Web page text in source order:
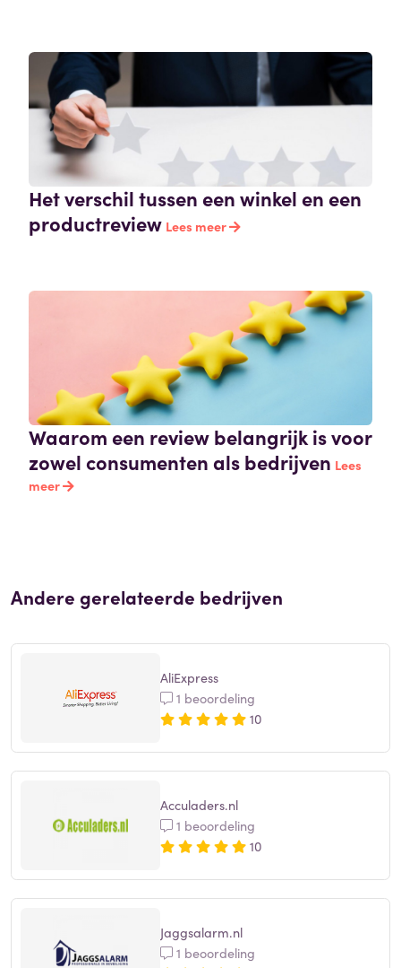
Het verschil tussen een winkel en een
productreview Lees meer
Waarom een review belangrijk is voor
zowel consumenten als bedrijven Lees
meer
Andere gerelateerde bedrijven
AliExpress
1 beoordeling
10
Acculaders.nl
1 beoordeling
10
Jaggsalarm.nl
1 beoordeling